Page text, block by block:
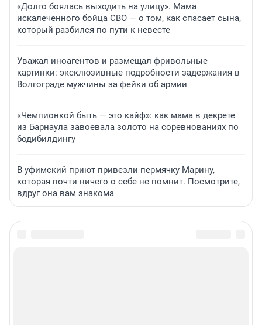
«Долго боялась выходить на улицу». Мама
искалеченного бойца СВО — о том, как спасает сына,
который разбился по пути к невесте
Уважал иноагентов и размещал фривольные
картинки: эксклюзивные подробности задержания в
Волгограде мужчины за фейки об армии
«Чемпионкой быть — это кайф»: как мама в декрете
из Барнаула завоевала золото на соревнованиях по
бодибилдингу
В уфимский приют привезли пермячку Марину,
которая почти ничего о себе не помнит. Посмотрите,
вдруг она вам знакома